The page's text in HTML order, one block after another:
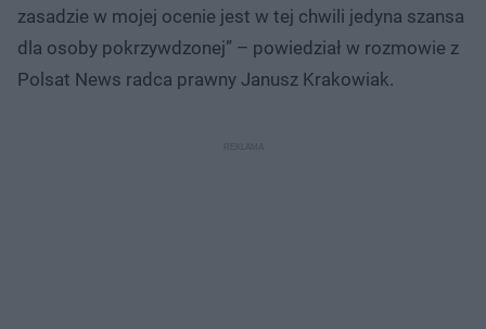
zasadzie w mojej ocenie jest w tej chwili jedyna szansa
dla osoby pokrzywdzonej” – powiedział w rozmowie z
Polsat News radca prawny Janusz Krakowiak.